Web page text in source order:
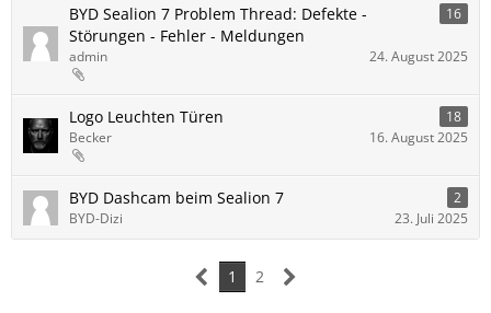
BYD Sealion 7 Problem Thread: Defekte -
Störungen - Fehler - Meldungen
16
admin 24. August 2025
Logo Leuchten Türen
18
Becker
16. August 2025
BYD Dashcam beim Sealion 7
2
BYD-Dizi
23. Juli 2025
1 2